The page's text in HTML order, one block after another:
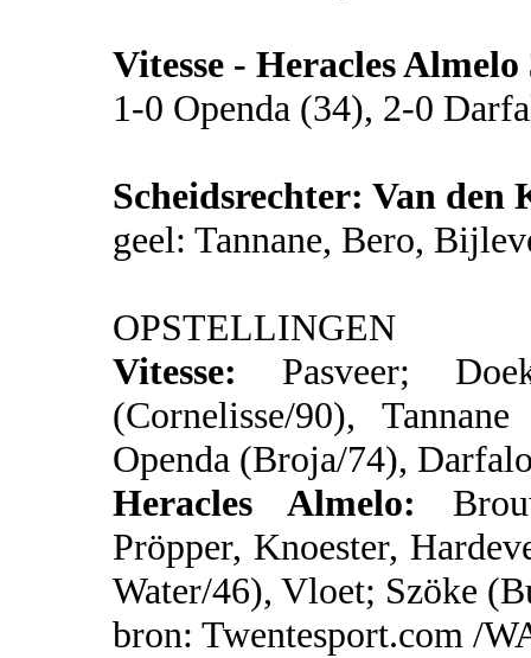
Vitesse - Heracles Almelo
1-0 Openda (34), 2-0
Scheidsrechter: Van den
geel: Tannane, Bero,
OPSTELLINGEN
Vitesse: Pasveer;
(Cornelisse/90),
Openda (Broja/74),
Heracles Almelo:
Pröpper, Knoester,
Water/46), Vloet; Szöke
bron: Twentesport.com /